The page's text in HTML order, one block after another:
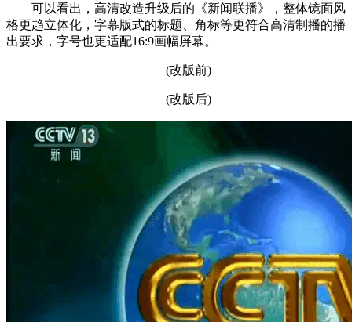
可以看出，高清改造升级后的《新闻联播》，整体镜面风
格更趋立体化，字幕版式的标题、角标等更符合高清制播的播
出要求，字号也更适配16:9画幅屏幕。
(改版前)
(改版后)